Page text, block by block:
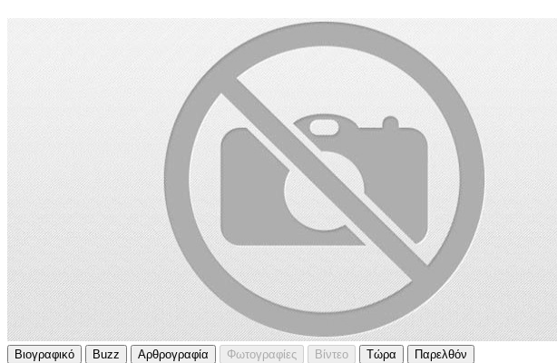
Βιογραφικό Buzz Αρθρογραφία Φωτογραφίες Βίντεο Τώρα Παρελθόν